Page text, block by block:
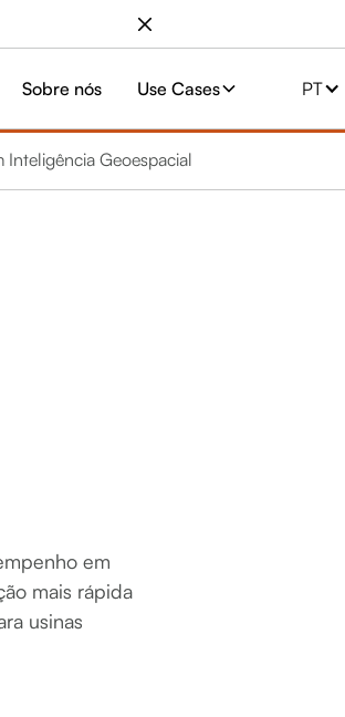
Sobre nós Use Cases PT
Geoespacial
em
mais rápida
usinas